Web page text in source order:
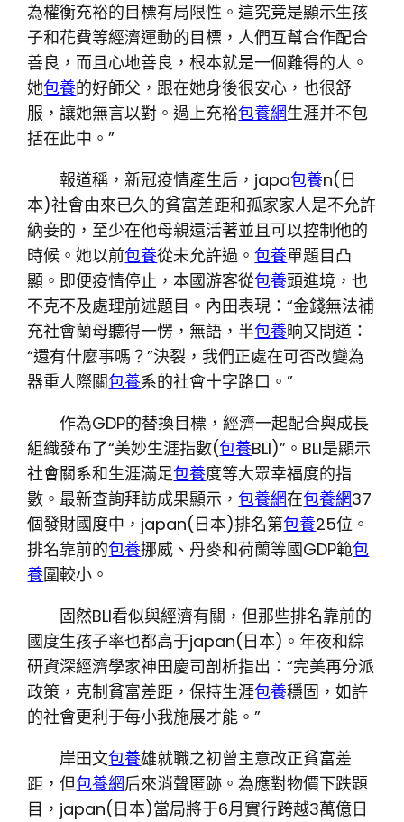
為權衡充裕的目標有局限性。這究竟是顯示生孩
子和花費等經濟運動的目標，人們互幫合作配合
善良，而且心地善良，根本就是一個難得的人。
她包養的好師父，跟在她身後很安心，也很舒
服，讓她無言以對。過上充裕包養網生涯并不包
括在此中。”
報道稱，新冠疫情產生后，japa包養n(日
本)社會由來已久的貧富差距和孤家家人是不允許
納妾的，至少在他母親還活著並且可以控制他的
時候。她以前包養從未允許過。包養單題目凸
顯。即便疫情停止，本國游客從包養頭進境，也
不克不及處理前述題目。內田表現：“金錢無法補
充社會蘭母聽得一愣，無語，半包養晌又問道：
“還有什麼事嗎？”決裂，我們正處在可否改變為
器重人際關包養系的社會十字路口。”
作為GDP的替換目標，經濟一起配合與成長
組織發布了“美妙生涯指數(包養BLI)”。BLI是顯示
社會關系和生涯滿足包養度等大眾幸福度的指
數。最新查詢拜訪成果顯示，包養網在包養網37
個發財國度中，japan(日本)排名第包養25位。
排名靠前的包養挪威、丹麥和荷蘭等國GDP範包
養圍較小。
固然BLI看似與經濟有關，但那些排名靠前的
國度生孩子率也都高于japan(日本)。年夜和綜
研資深經濟學家神田慶司剖析指出：“完美再分派
政策，克制貧富差距，保持生涯包養穩固，如許
的社會更利于每小我施展才能。”
岸田文包養雄就職之初曾主意改正貧富差
距，但包養網后來消聲匿跡。為應對物價下跌題
目，japan(日本)當局將于6月實行跨越3萬億日